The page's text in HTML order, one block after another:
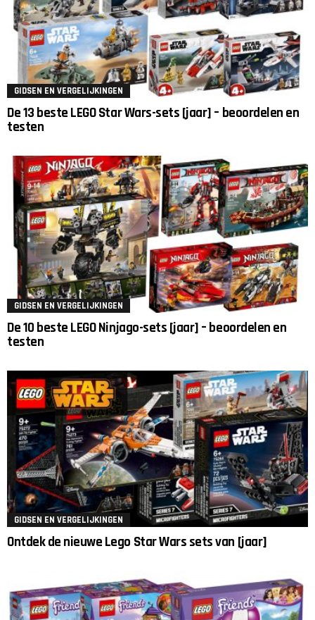
GIDSEN EN VERGELIJKINGEN
De 13 beste LEGO Star Wars-sets [jaar] – beoordelen en
testen
GIDSEN EN VERGELIJKINGEN
De 10 beste LEGO Ninjago-sets [jaar] – beoordelen en
testen
GIDSEN EN VERGELIJKINGEN
Ontdek de nieuwe Lego Star Wars sets van [jaar]